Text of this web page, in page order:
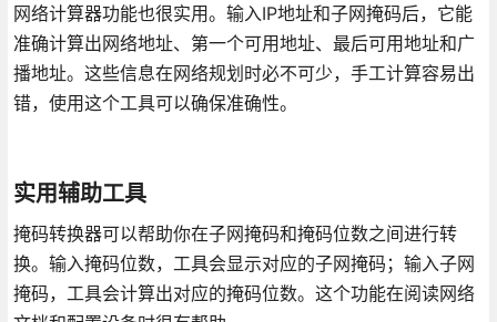
网络计算器功能也很实用。输入IP地址和子网掩码后，它能
准确计算出网络地址、第一个可用地址、最后可用地址和广
播地址。这些信息在网络规划时必不可少，手工计算容易出
错，使用这个工具可以确保准确性。
实用辅助工具
掩码转换器可以帮助你在子网掩码和掩码位数之间进行转
换。输入掩码位数，工具会显示对应的子网掩码；输入子网
掩码，工具会计算出对应的掩码位数。这个功能在阅读网络